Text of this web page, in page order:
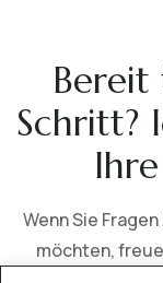
Bereit
Schritt?
Wenn Sie
möchten,